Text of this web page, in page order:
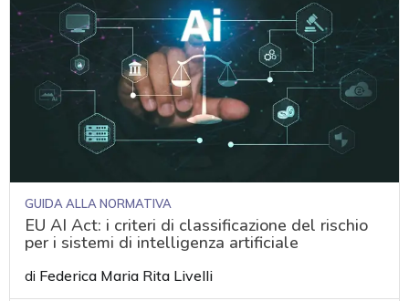
GUIDA ALLA NORMATIVA
EU AI Act: i criteri di classificazione del rischio
per i sistemi di intelligenza artificiale
di Federica Maria Rita Livelli